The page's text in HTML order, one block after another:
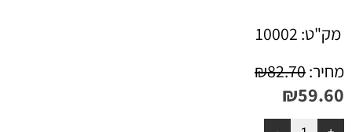
מק"ט: 10002
מחיר:
₪82.70
₪59.60